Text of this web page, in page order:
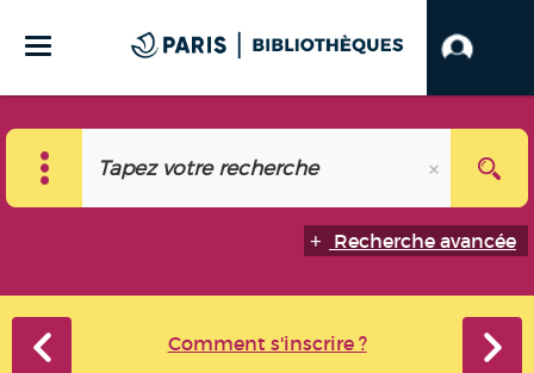
Recherche avancée
Comment s'inscrire ?